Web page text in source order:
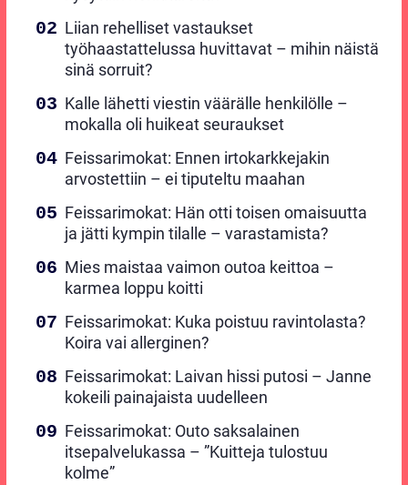
Liian rehelliset vastaukset
työhaastattelussa huvittavat – mihin näistä
sinä sorruit?
Kalle lähetti viestin väärälle henkilölle –
mokalla oli huikeat seuraukset
Feissarimokat: Ennen irtokarkkejakin
arvostettiin – ei tiputeltu maahan
Feissarimokat: Hän otti toisen omaisuutta
ja jätti kympin tilalle – varastamista?
Mies maistaa vaimon outoa keittoa –
karmea loppu koitti
Feissarimokat: Kuka poistuu ravintolasta?
Koira vai allerginen?
Feissarimokat: Laivan hissi putosi – Janne
kokeili painajaista uudelleen
Feissarimokat: Outo saksalainen
itsepalvelukassa – ”Kuitteja tulostuu
kolme”